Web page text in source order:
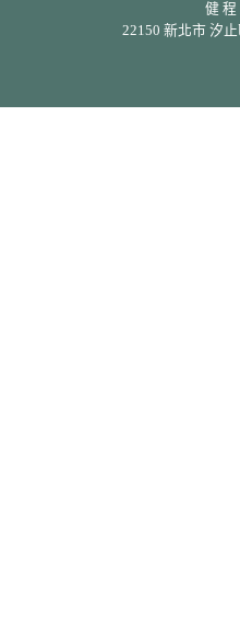
健 程
22150 新北市 汐